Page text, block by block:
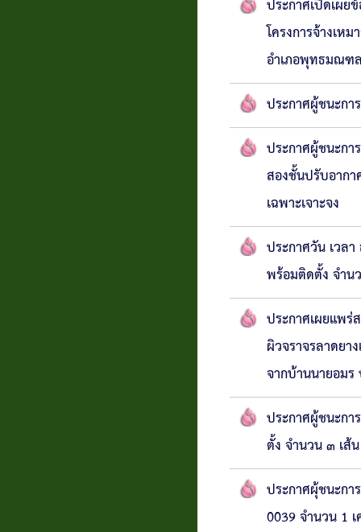
ประกาศเปิดเผย
โครงการจ้างเ
อำเภอพุทธมณฑ
ประกาศผู้ชนะกา
ประกาศผู้ชนะกา
สองชั้นปรับอาก
เฉพาะเจาะจง
ประกาศวัน เวล
พร้อมติดตั้ง จำน
ประกาศเผยแพ
ผิวจราจรลาดย
จากบ้านนายอม
ประกาศผู้ชนะก
ตั้ง จำนวน ๓ เส้
ประกาศผุ้ชนะกา
0039 จำนวน 1